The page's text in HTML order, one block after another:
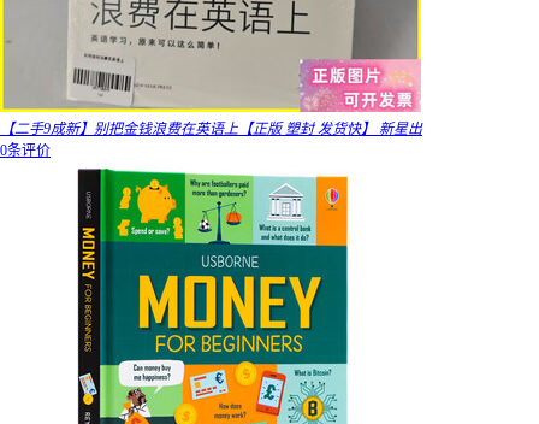
【二手9成新】别把金钱浪费在英语上【正版 塑封 发货快】 新星出
0条评价